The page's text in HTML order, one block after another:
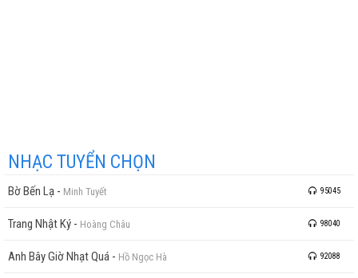
NHẠC TUYỂN CHỌN
Bờ Bến Lạ - Minh Tuyết 95045
Trang Nhật Ký - Hoàng Châu 98040
Anh Bây Giờ Nhạt Quá - Hồ Ngọc Hà 92088